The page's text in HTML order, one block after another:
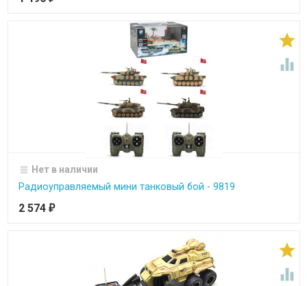


Нет в наличии
Радиоуправляемый мини танковый бой - 9819
2 574 ₽

